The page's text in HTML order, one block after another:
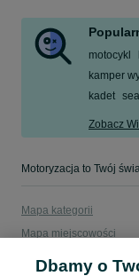
motocykl
kamper
kadet
Zobacz
Mapa kategorii
Mapa miejscowości
Mapa ministron
Dbamy o